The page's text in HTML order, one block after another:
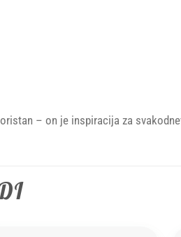
– on je inspiracija za